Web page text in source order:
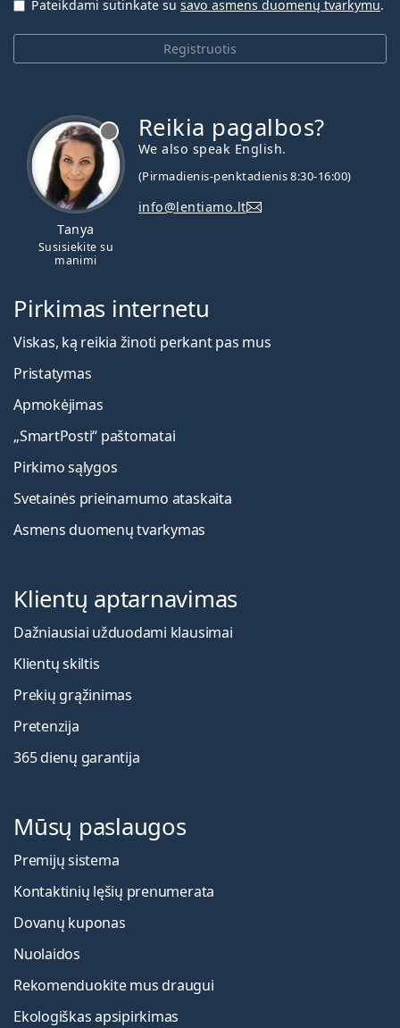
Registruotis
Pateikdami sutinkate su savo asmens duomenų tvarkymu.
Tanya
Susisiekite su
manimi
Reikia pagalbos?
We also speak English.
(Pirmadienis-penktadienis 8:30-16:00)
info@lentiamo.lt
Pirkimas internetu
Viskas, ką reikia žinoti perkant pas mus
Pristatymas
Apmokėjimas
„SmartPosti“ paštomatai
Pirkimo sąlygos
Svetainės prieinamumo ataskaita
Asmens duomenų tvarkymas
Klientų aptarnavimas
Dažniausiai užduodami klausimai
Klientų skiltis
Prekių grąžinimas
Pretenzija
365 dienų garantija
Mūsų paslaugos
Premijų sistema
Kontaktinių lęšių prenumerata
Dovanų kuponas
Nuolaidos
Rekomenduokite mus draugui
Ekologiškas apsipirkimas